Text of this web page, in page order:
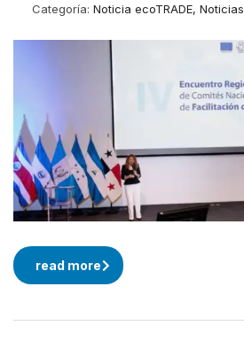
Categoría: Noticia ecoTRADE, Noticias
read more